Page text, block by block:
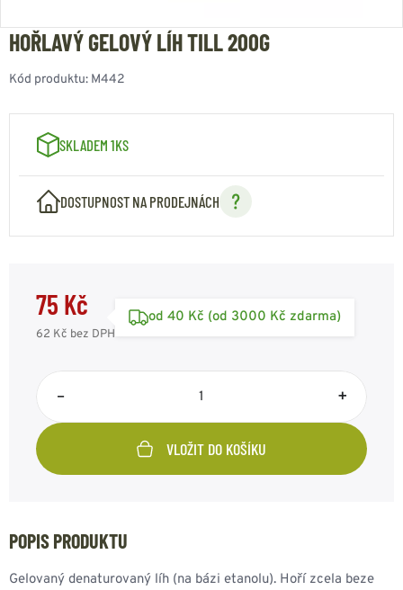
HOŘLAVÝ GELOVÝ LÍH TILL 200G
Kód produktu: M442
SKLADEM 1KS
DOSTUPNOST NA PRODEJNÁCH
75 Kč
62 Kč bez DPH
od 40 Kč (od 3000 Kč zdarma)
– +
VLOŽIT DO KOŠÍKU
POPIS PRODUKTU
Gelovaný denaturovaný líh (na bázi etanolu). Hoří zcela beze